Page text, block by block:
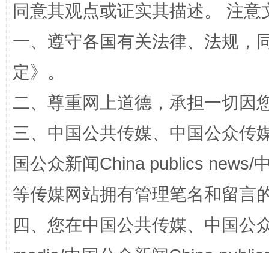
阿坝州三大球赛在茂县开幕 规模
国家大学科技园优化重塑工作
同意其观点或证实其描述。 注
一、遵守各国有关法律、法规，
定》。
二、尊重网上道德，承担一切因
三、中国公共传媒、中国公众传
国公众新闻China publics news/
等传媒网站拥有管理笔名和留言
四、您在中国公共传媒、中国公